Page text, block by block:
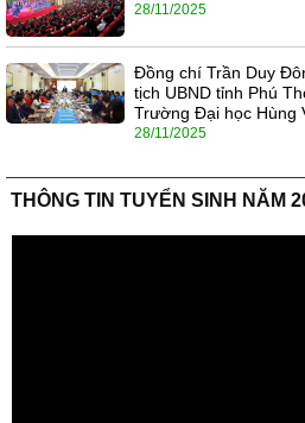
28/11/2025
Đồng chí Trần Duy
tịch UBND tỉnh Phú
Trường Đại học Hùng
28/11/2025
THÔNG TIN TUYỂN SINH NĂM